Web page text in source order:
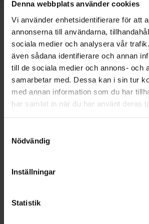
Denna webbplats använder cookies
Vi använder enhetsidentifierare för att
annonserna till användarna,
sociala medier och analysera vår
även sådana identifierare och annan
till de sociala medier och annons- och
samarbetar med. Dessa kan i sin tur
med annan information som du har
har samlat in när du har använt deras
Nödvändig
Inställningar
Statistik
Varje år hjälper Fonus
människor att tända ljus på deras
gravplatser och minneslundar.
efterfrågan stor och man tände
kyrkogårdar över hela landet.
på 957 kyrkogårdar, från norr till
möjligt på ännu fler kyrkogårdar –
- Under allhelgona vill vi
extra på våra nära som inte
gravplatsen eller minnesplatsen,
personer som är äldre, sjuka